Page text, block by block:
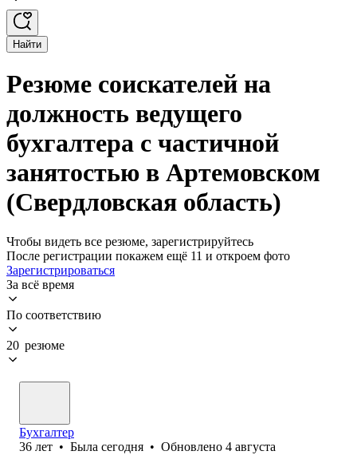
Найти
Резюме соискателей на
должность ведущего
бухгалтера с частичной
занятостью в Артемовском
(Свердловская область)
Чтобы видеть все резюме, зарегистрируйтесь
После регистрации покажем ещё 11 и откроем фото
Зарегистрироваться
За всё время
По соответствию
20 резюме
Бухгалтер
36 лет • Была сегодня • Обновлено 4 августа